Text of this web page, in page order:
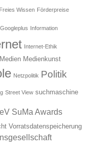
Freies Wissen Förderpreise
Googleplus Information
Internet-Ethik
Medien Medienkunst
Netzpolitik Politik
Street View suchmaschine
SuMa Awards
Vorratsdatenspeicherung